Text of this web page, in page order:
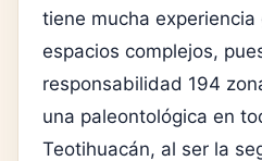
tiene mucha
espacios complejos,
responsabilidad 194
una paleontológica en
Teotihuacán, al ser la